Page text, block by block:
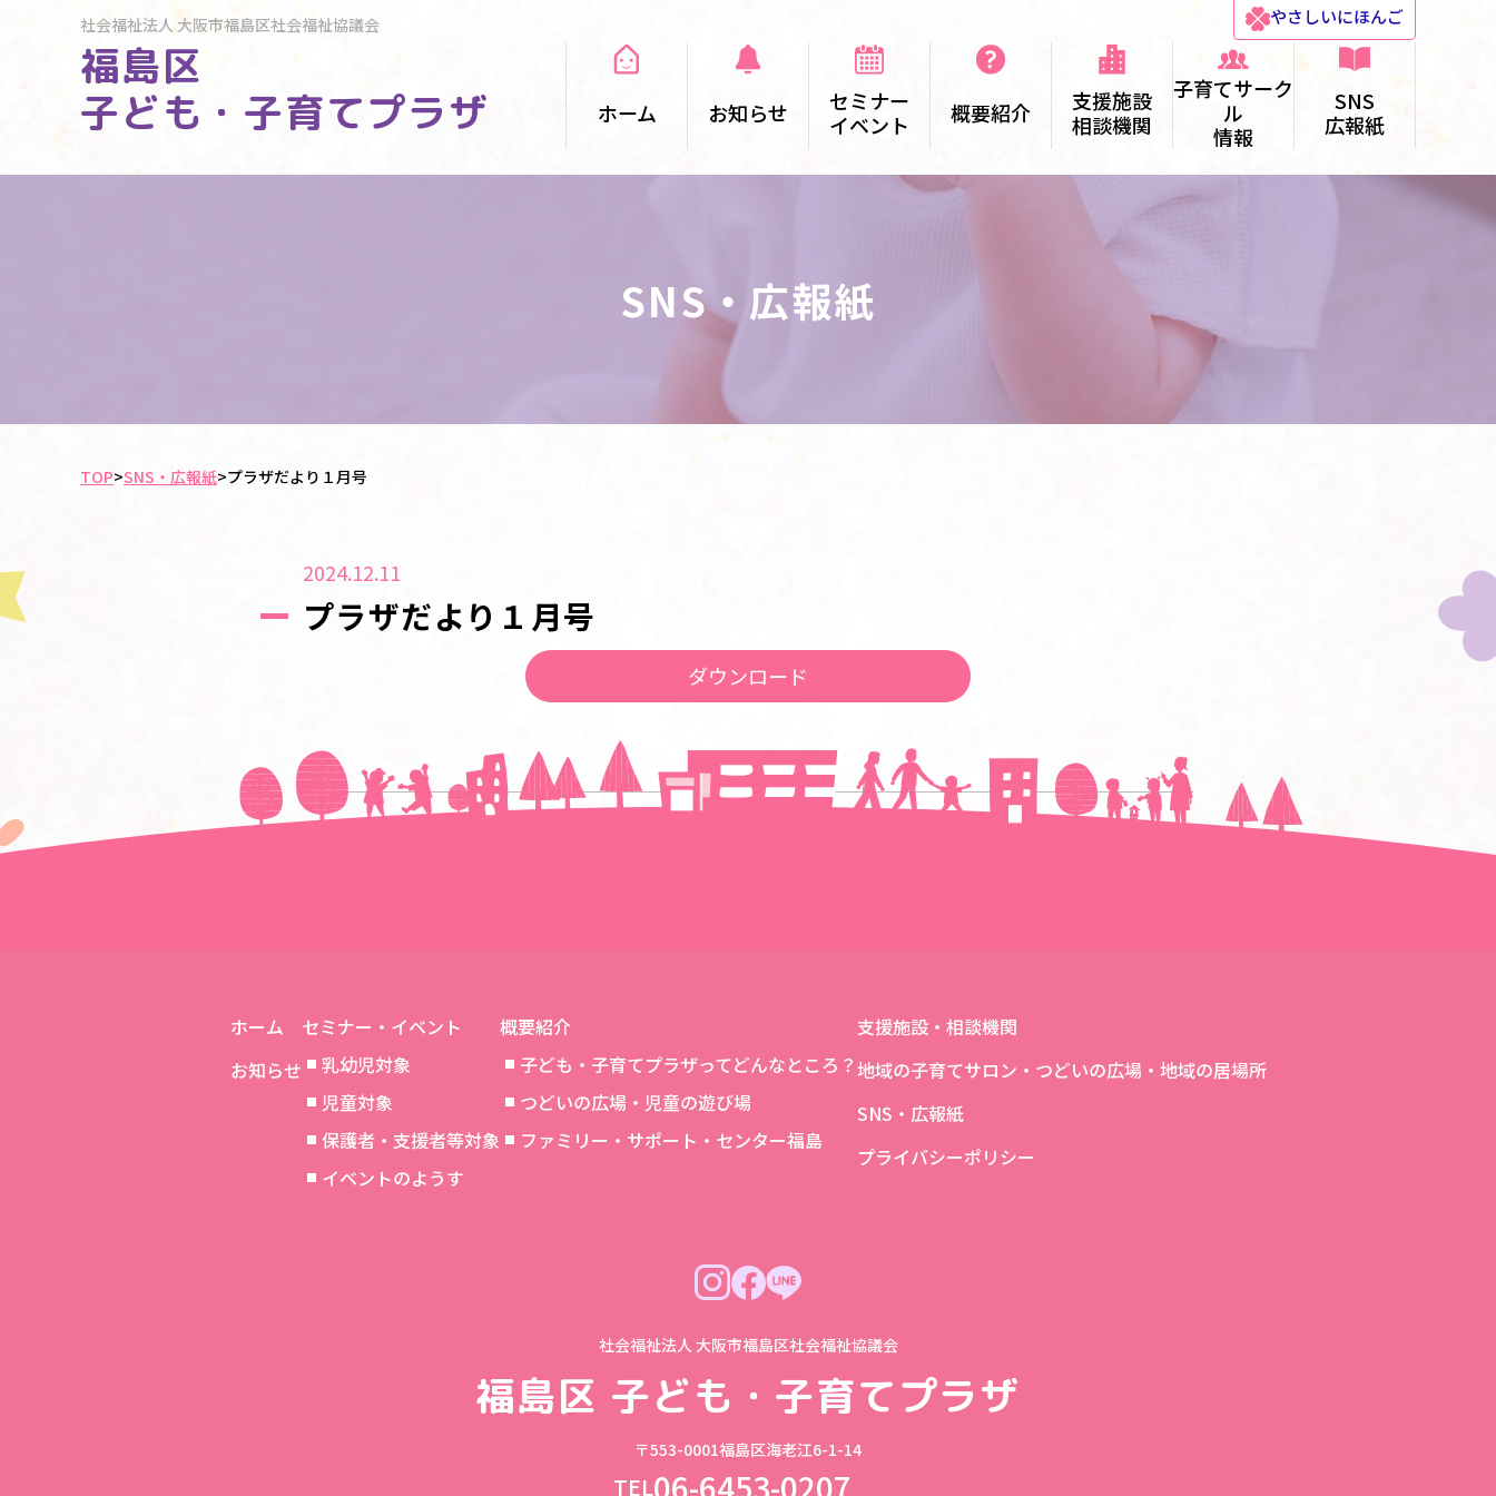
社会福祉法人大阪市福島区社会福祉協議会
福島区
子ども・子育てプラザ
やさしいにほんご
ホーム お知らせ
セミナー
イベント
概要紹介
支援施設
相談機関
子育てサーク
ル
情報
SNS
広報紙
SNS・広報紙
TOP>SNS・広報紙>プラザだより１月号
2024.12.11
プラザだより１月号
ダウンロード
＜＜前の記事へ 次の記事へ＞＞
ホーム
お知らせ
セミナー・イベント
乳幼児対象
児童対象
保護者・支援者等対象
イベントのようす
概要紹介
子ども・子育てプラザってどんなところ？
つどいの広場・児童の遊び場
ファミリー・サポート・センター福島
支援施設・相談機関
地域の子育てサロン・つどいの広場・地域の居場所
SNS・広報紙
プライバシーポリシー
社会福祉法人 大阪市福島区社会福祉協議会
福島区 子ども・子育てプラザ
〒553-0001福島区海老江6-1-14
TEL06-6453-0207